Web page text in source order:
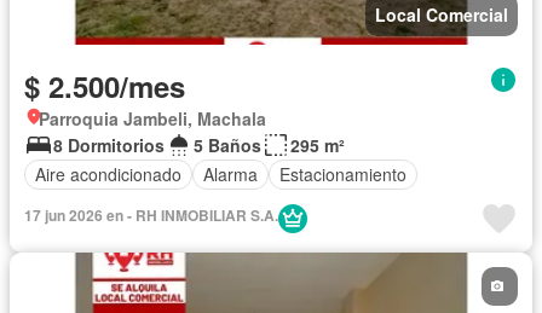
Local Comercial
$ 2.500/mes
Parroquia Jambeli, Machala
8 Dormitorios
5 Baños
295 m²
Aire acondicionado
Alarma Estacionamiento
17 jun 2026 en - RH INMOBILIAR S.A.